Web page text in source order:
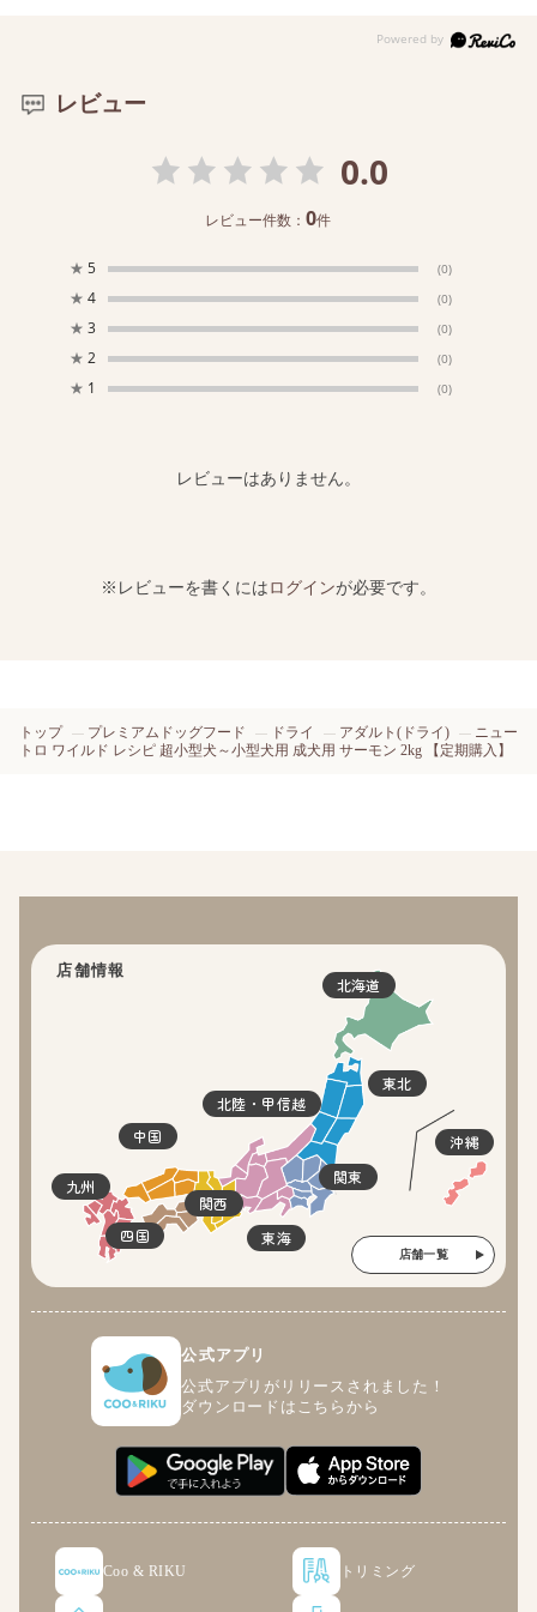
レビュー
0.0
レビュー件数：0件
★ 5 (0)
★ 4 (0)
★ 3 (0)
★ 2 (0)
★ 1 (0)
レビューはありません。
※レビューを書くにはログインが必要です。
トップ プレミアムドッグフード ドライ アダルト(ドライ)
ニュー
トロ ワイルド レシピ 超小型犬～小型犬用 成犬用 サーモン 2kg 【定期購入】
店舗情報
北海道
東北
関東
北陸・甲信越
東海
関西
四国
中国
九州
沖縄
店舗一覧
公式アプリ
公式アプリがリリースされました！
ダウンロードはこちらから
Coo & RIKU トリミング